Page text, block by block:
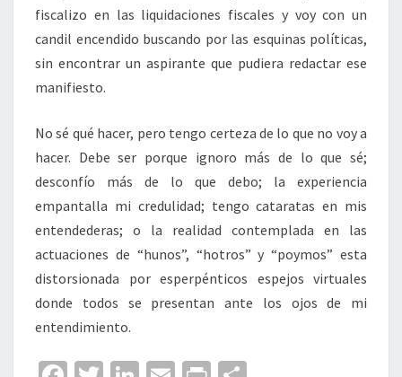
fiscalizo en las liquidaciones fiscales y voy con un
candil encendido buscando por las esquinas políticas,
sin encontrar un aspirante que pudiera redactar ese
manifiesto.
No sé qué hacer, pero tengo certeza de lo que no voy a
hacer. Debe ser porque ignoro más de lo que sé;
desconfío más de lo que debo; la experiencia
empantalla mi credulidad; tengo cataratas en mis
entendederas; o la realidad contemplada en las
actuaciones de “hunos”, “hotros” y “poymos” esta
distorsionada por esperpénticos espejos virtuales
donde todos se presentan ante los ojos de mi
entendimiento.